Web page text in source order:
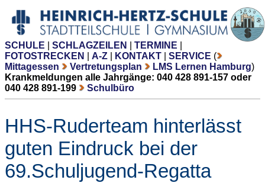
SCHULE SCHLAGZEILEN TERMINE
FOTOSTRECKEN
A-Z KONTAKT SERVICE (
Mittagessen
Vertretungsplan LMS Lernen Hamburg)
Krankmeldungen alle Jahrgänge: 040 428 891-157 oder
040 428 891-199
Schulbüro
HHS-Ruderteam hinterlässt
guten Eindruck bei der
69.Schuljugend-Regatta